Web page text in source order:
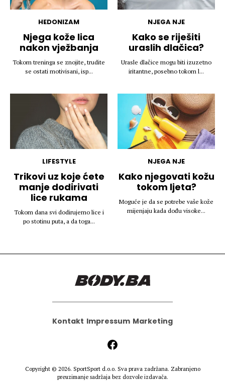
HEDONIZAM
Njega kože lica
nakon vježbanja
Tokom treninga se znojite, trudite
se ostati motivisani, isp...
NJEGA NJE
Kako se riješiti
uraslih dlačica?
Urasle dlačice mogu biti izuzetno
iritantne, posebno tokom l...
LIFESTYLE
Trikovi uz koje ćete
manje dodirivati
lice rukama
Tokom dana svi dodirujemo lice i
po stotinu puta, a da toga...
NJEGA NJE
Kako njegovati kožu
tokom ljeta?
Moguće je da se potrebe vaše kože
mijenjaju kada dođu visoke...
Kontakt Impressum Marketing
Copyright © 2026. SportSport d.o.o. Sva prava zadržana. Zabranjeno
preuzimanje sadržaja bez dozvole izdavača.